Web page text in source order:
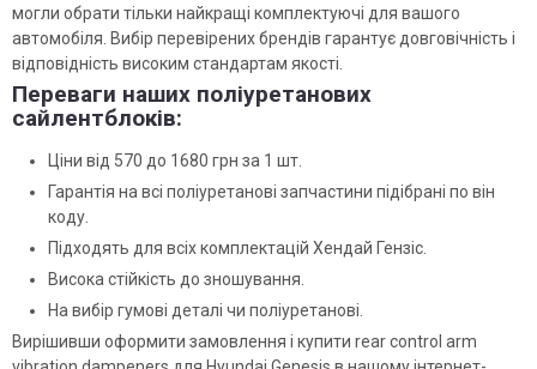
могли обрати тільки найкращі комплектуючі для вашого
автомобіля. Вибір перевірених брендів гарантує довговічність і
відповідність високим стандартам якості.
Переваги наших поліуретанових
сайлентблоків:
Ціни від 570 до 1680 грн за 1 шт.
Гарантія на всі поліуретанові запчастини підібрані по він
коду.
Підходять для всіх комплектацій Хендай Гензіс.
Висока стійкість до зношування.
На вибір гумові деталі чи поліуретанові.
Вирішивши оформити замовлення і купити rear control arm